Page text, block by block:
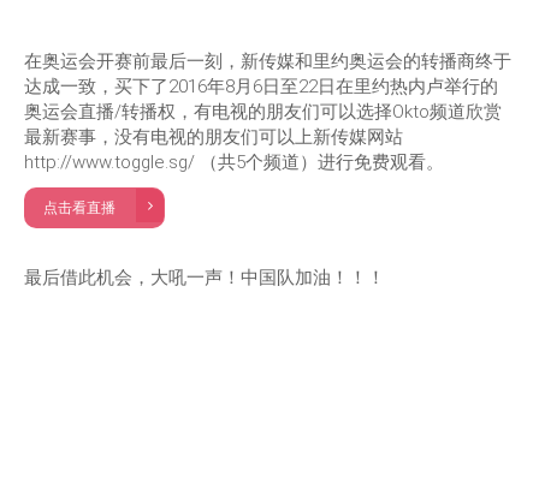
在奥运会开赛前最后一刻，新传媒和里约奥运会的转播商终于
达成一致，买下了2016年8月6日至22日在里约热内卢举行的
奥运会直播/转播权，有电视的朋友们可以选择Okto频道欣赏
最新赛事，没有电视的朋友们可以上新传媒网站
http://www.toggle.sg/ （共5个频道）进行免费观看。
点击看直播
最后借此机会，大吼一声！中国队加油！！！